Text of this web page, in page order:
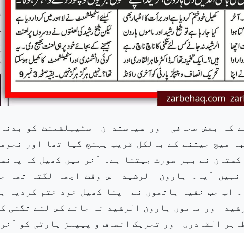
کہ بعض صحافی اور سیاستدان اسٹیبلشمنٹ کو
میچ جیتنے کے بالکل قریب پہنچ گیا تھا اور
نے بہر صورت جیتنا ہے۔ آخر میں کھیل کا
آیا۔ ہارون الرشید اس وقت اچھا لگتا تھا
اب جب خفیہ ہاتھوں نے اپنا کھیل خود ختم کردیا
اور ماموں ہارون الرشید نہ جانے کس لئے تگنی
القادری اور تحریک انصاف و پیپلز پارٹی کو